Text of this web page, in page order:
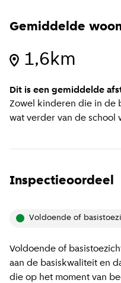
Gemiddelde
1,6km
Dit is een gemiddelde
Zowel kinderen die in de
wat verder van de school
Inspectieoordeel
voldoende of
Voldoende of
aan de basiskwaliteit en
die op het moment van